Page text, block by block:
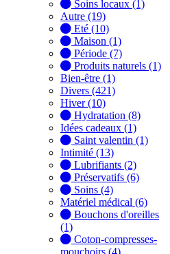
Soins locaux (1)
Autre (19)
Eté (10)
Maison (1)
Période (7)
Produits naturels (1)
Bien-être (1)
Divers (421)
Hiver (10)
Hydratation (8)
Idées cadeaux (1)
Saint valentin (1)
Intimité (13)
Lubrifiants (2)
Préservatifs (6)
Soins (4)
Matériel médical (6)
Bouchons d'oreilles
(1)
Coton-compresses-
mouchoirs (4)